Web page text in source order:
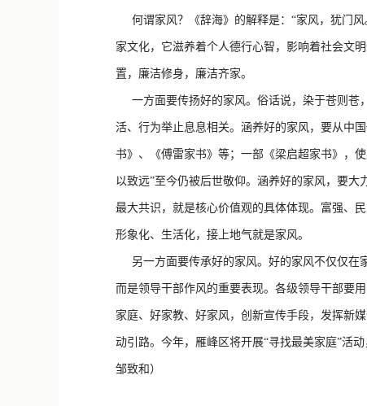
何谓家风？《辞海》的解释是：“家风，犹门风
家文化，它滋养着个人德行心智，影响着社会文
置，廉洁修身，廉洁齐家。
一方面要传扬好的家风。俗话说，染于苍则苍
活、行为举止息息相关。涵养好的家风，要从中
书》、《傅雷家书》等；一部《梁启超家书》，
以致远”至今仍被后世敬仰。涵养好的家风，要
最大共识，就是核心价值观的具体体现。富强、
形象化、生活化，接上地气就是家风。
另一方面要传承好的家风。好的家风不仅仅在
而是领导干部作风的重要表现。各级领导干部要
家庭、好家教、好家风，创新宣传手段，发挥新
动引路。今年，雁峰区将开展“寻找最美家庭”活
邹致和）